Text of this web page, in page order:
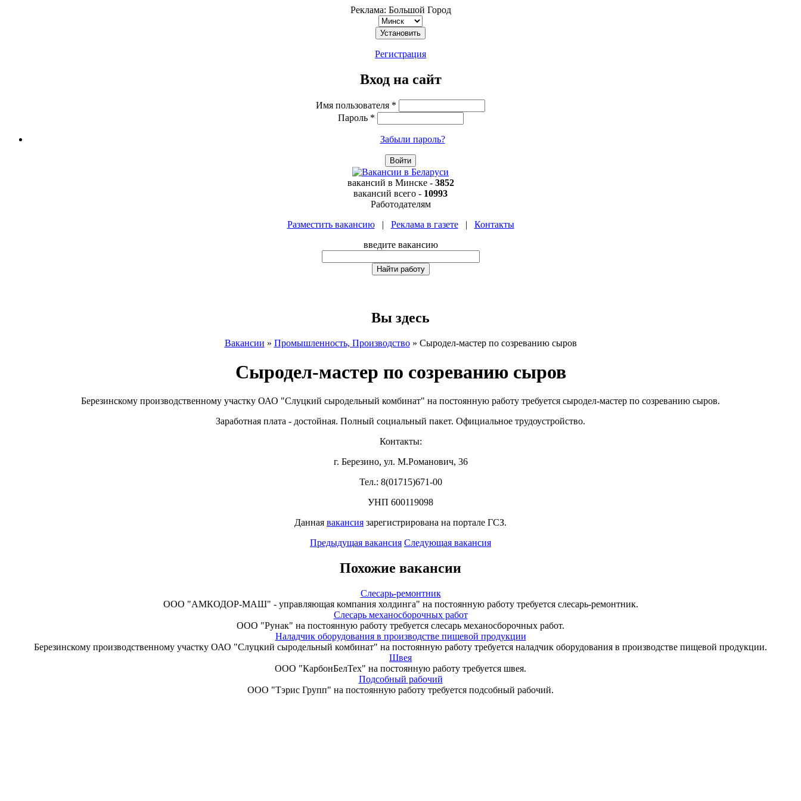
Реклама: Большой Город
Регистрация
Вход на сайт
Имя пользователя *
Пароль *
Забыли пароль?
вакансий в Минске- 3852
вакансий всего - 10993
Работодателям
Разместить вакансию
| Реклама в газете |
Контакты
введите вакансию
Вы здесь
Вакансии » Промышленность, Производство » Сыродел-мастер по созреванию сыров
Сыродел-мастер по созреванию сыров
Березинскому производственному участку ОАО "Слуцкий сыродельный комбинат" на постоянную работу требуется сыродел-мастер по созреванию сыров.
Заработная плата - достойная. Полный социальный пакет. Официальное трудоустройство.
Контакты:
г. Березино, ул. М.Романович, 36
Тел.: 8(01715)671-00
УНП 600119098
Данная вакансия зарегистрирована на портале ГСЗ.
Предыдущая вакансия Следующая вакансия
Похожие вакансии
Слесарь-ремонтник
ООО "АМКОДОР-МАШ" - управляющая компания холдинга" на постоянную работу требуется слесарь-ремонтник.
Слесарь механосборочных работ
ООО "Рунак" на постоянную работу требуется слесарь механосборочных работ.
Наладчик оборудования в производстве пищевой продукции
Березинскому производственному участку ОАО "Слуцкий сыродельный комбинат" на постоянную работу требуется наладчик оборудования в производстве пищевой продукции.
Швея
ООО "КарбонБелТех" на постоянную работу требуется швея.
Подсобный рабочий
ООО "Тэрис Групп" на постоянную работу требуется подсобный рабочий.